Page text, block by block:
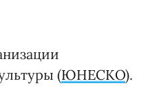
(ЮНЕСКО).